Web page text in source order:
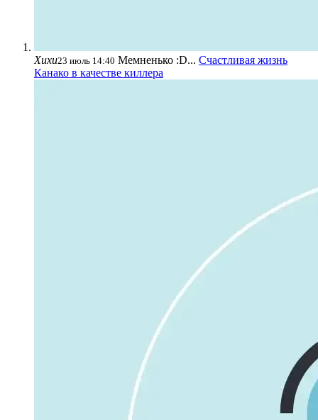
Хихи23 июль 14:40 Мемненько :D... Счастливая жизнь
Канако в качестве киллера